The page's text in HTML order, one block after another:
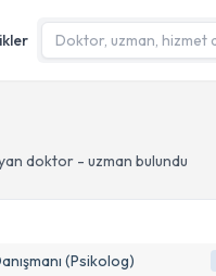
doktor - uzman bulundu
(Psikolog)